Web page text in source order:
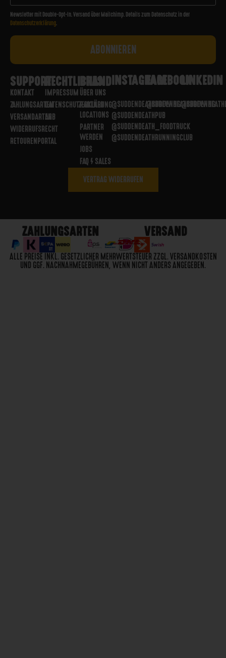
Newsletter mit Double-Opt-In. Versand über Mailchimp. Details zum Datenschutz in der
Datenschutzerklärung.
SUPPORT
KONTAKT
ZAHLUNGSARTEN
VERSANDARTEN
WIDERRUFSRECHT
RETOURENPORTAL
RECHTLICHES
IMPRESSUM
DATENSCHUTZERKLÄRUNG
AGB
BRAND
ÜBER UNS
PARTNER
LOCATIONS
PARTNER
WERDEN
JOBS
FAQ / SALES
INSTAGRAM
@SUDDENDEATHBREWING
@SUDDENDEATHPUB
@SUDDENDEATH_FOODTRUCK
@SUDDENDEATHRUNNINGCLUB
FACEBOOK
@SUDDENDEATHBREWING
LINKEDIN
VERTRAG WIDERRUFEN
ZAHLUNGSARTEN VERSAND
ALLE PREISE INKL. GESETZLICHER MEHRWERTSTEUER ZZGL. VERSANDKOSTEN
UND GGF. NACHNAHMEGEBÜHREN, WENN NICHT ANDERS ANGEGEBEN.